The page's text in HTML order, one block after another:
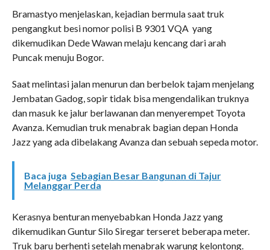
Bramastyo menjelaskan, kejadian bermula saat truk
pengangkut besi nomor polisi B 9301 VQA yang
dikemudikan Dede Wawan melaju kencang dari arah
Puncak menuju Bogor.
Saat melintasi jalan menurun dan berbelok tajam menjelang
Jembatan Gadog, sopir tidak bisa mengendalikan truknya
dan masuk ke jalur berlawanan dan menyerempet Toyota
Avanza. Kemudian truk menabrak bagian depan Honda
Jazz yang ada dibelakang Avanza dan sebuah sepeda motor.
Baca juga Sebagian Besar Bangunan di Tajur
Melanggar Perda
Kerasnya benturan menyebabkan Honda Jazz yang
dikemudikan Guntur Silo Siregar terseret beberapa meter.
Truk baru berhenti setelah menabrak warung kelontong.